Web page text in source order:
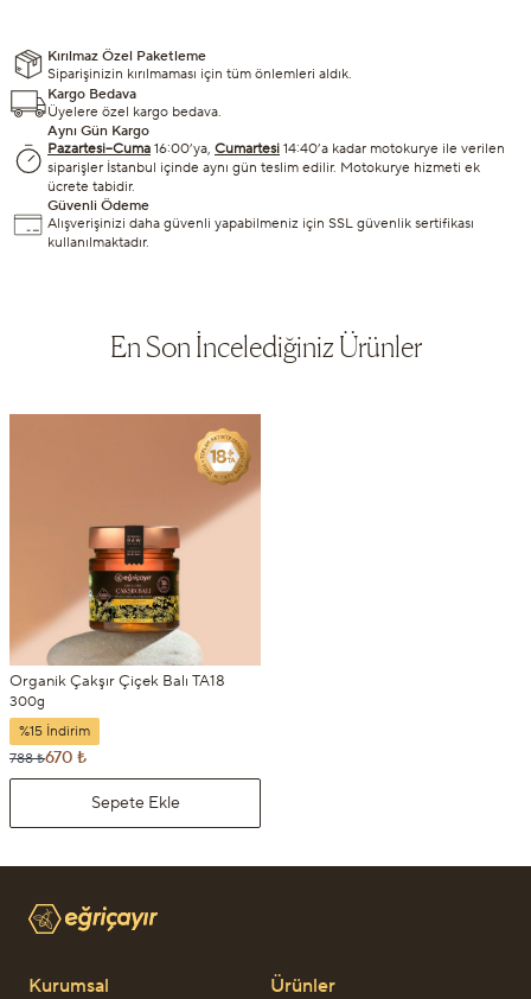
Kırılmaz Özel Paketleme
Siparişinizin kırılmaması için tüm önlemleri aldık.
Kargo Bedava
Üyelere özel kargo bedava.
Aynı Gün Kargo
Pazartesi–Cuma 16:00’ya, Cumartesi 14:40’a kadar motokurye ile verilen
siparişler İstanbul içinde aynı gün teslim edilir. Motokurye hizmeti ek
ücrete tabidir.
Güvenli Ödeme
Alışverişinizi daha güvenli yapabilmeniz için SSL güvenlik sertifikası
kullanılmaktadır.
En Son İncelediğiniz Ürünler
Organik Çakşır Çiçek Balı TA18
300g
%15 İndirim
788 ₺670 ₺
Sepete Ekle
Kurumsal Ürünler